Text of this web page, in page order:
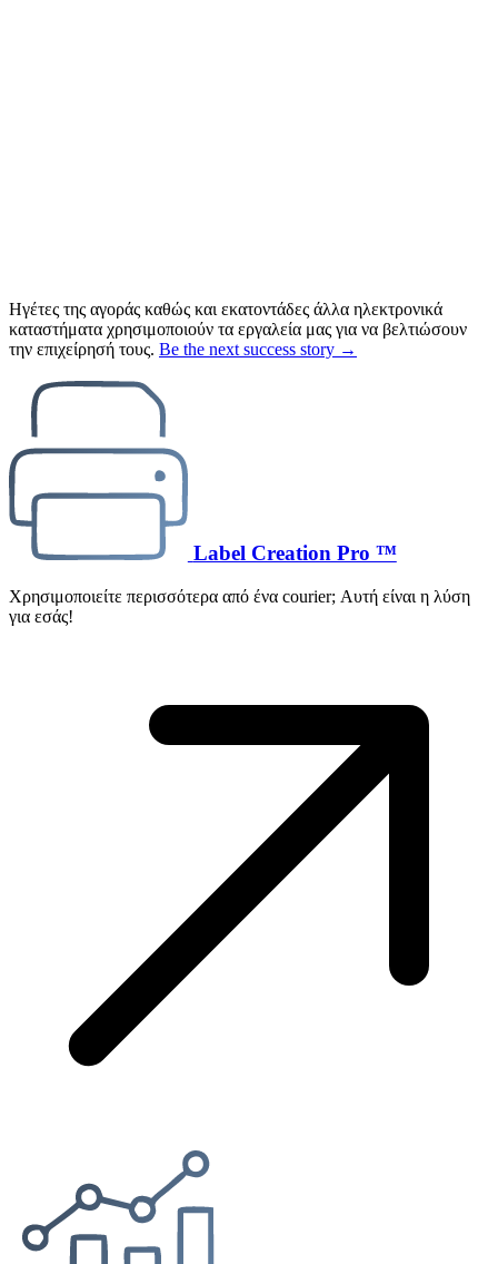
Ηγέτες της αγοράς καθώς και εκατοντάδες άλλα ηλεκτρονικά
καταστήματα χρησιμοποιούν τα εργαλεία μας για να βελτιώσουν
την επιχείρησή τους. Be the next success story →
Label Creation Pro ™
Χρησιμοποιείτε περισσότερα από ένα courier; Αυτή είναι η λύση
για εσάς!